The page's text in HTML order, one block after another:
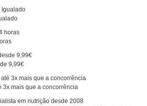
9,99€
3x mais que a concorrência